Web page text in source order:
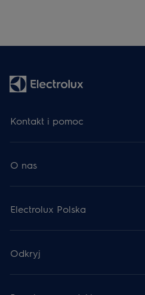
Kontakt i pomoc
O nas
Electrolux Polska
Odkryj